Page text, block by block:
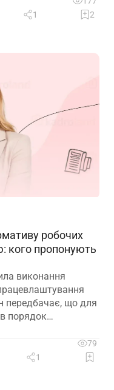
1 2
робочих
кого пропонують
виконання
передбачає, що для
порядок
та усунути
законодавчих
79
1